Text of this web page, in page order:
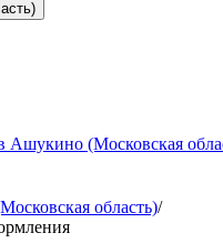
Ашукино (Московская
область)/